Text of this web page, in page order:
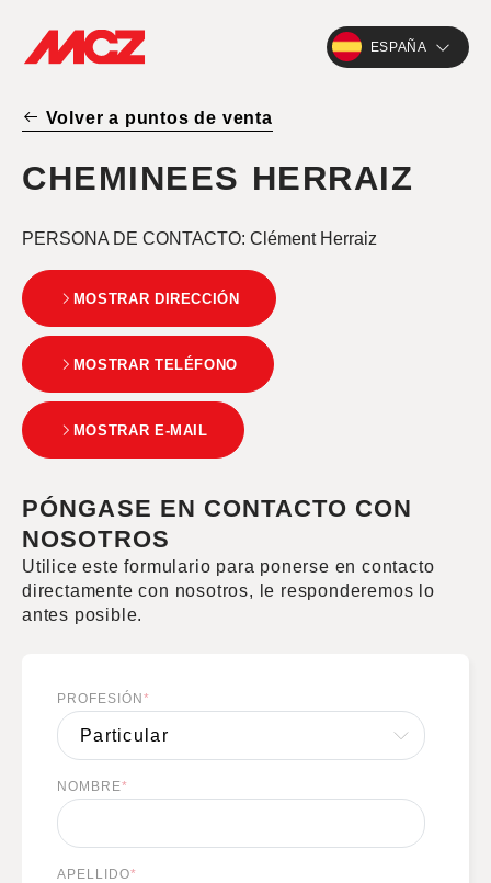
ESPAÑA
Volver a puntos de venta
CHEMINEES HERRAIZ
PERSONA DE CONTACTO: Clément Herraiz
MOSTRAR DIRECCIÓN
MOSTRAR TELÉFONO
MOSTRAR E-MAIL
PÓNGASE EN CONTACTO CON
NOSOTROS
Utilice este formulario para ponerse en contacto
directamente con nosotros, le responderemos lo
antes posible.
PROFESIÓN *
NOMBRE*
APELLIDO*